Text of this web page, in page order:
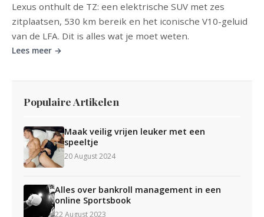
Lexus onthult de TZ: een elektrische SUV met zes
zitplaatsen, 530 km bereik en het iconische V10-geluid
van de LFA. Dit is alles wat je moet weten.
Lees meer →
Populaire Artikelen
Maak veilig vrijen leuker met een
speeltje
20 August 2024
Alles over bankroll management in een
online Sportsbook
22 August 2023